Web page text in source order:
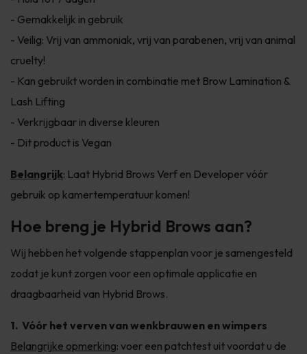
- Gemakkelijk in gebruik
- Veilig: Vrij van ammoniak, vrij van parabenen, vrij van animal
cruelty!
- Kan gebruikt worden in combinatie met Brow Lamination &
Lash Lifting
- Verkrijgbaar in diverse kleuren
- Dit product is Vegan
Belangrijk: Laat Hybrid Brows Verf en Developer vóór
gebruik op kamertemperatuur komen!
Hoe breng je Hybrid Brows aan?
Wij hebben het volgende stappenplan voor je samengesteld
zodat je kunt zorgen voor een optimale applicatie en
draagbaarheid van Hybrid Brows.
1. Vóór het verven van wenkbrauwen en wimpers
Belangrijke opmerking: voer een patchtest uit voordat u de